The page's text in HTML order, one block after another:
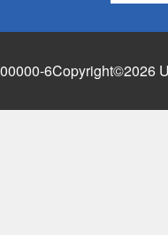
6Copyright©2026